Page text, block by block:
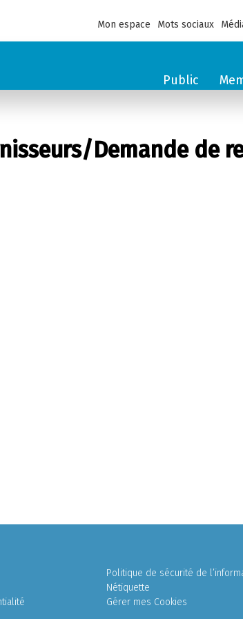
Mon espace Mots sociaux
Public
Demande
Politique de sécurité de
Nétiquette
Gérer mes Cookies